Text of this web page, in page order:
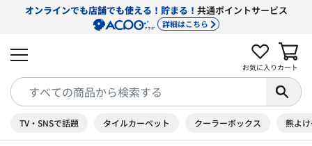
オンラインでも店舗でも使える！貯まる！ 共通ポイントサービス
詳細はこちら
お気に入り カート
TV・SNSで話題 タイルカーペット クーラーボックス 熊よ